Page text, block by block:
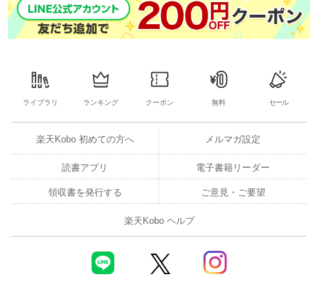
ライブラリ ランキング クーポン 無料 セール
楽天Kobo 初めての方へ メルマガ設定
読書アプリ 電子書籍リーダー
領収書を発行する ご意見・ご要望
楽天Kobo ヘルプ